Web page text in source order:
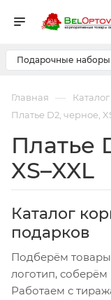
Подарочные наборы
Главная — Каталог
Платье D2, черное,
Платье
XS–XXL
Каталог
подарков
Подберём
логотип,
Работаем с